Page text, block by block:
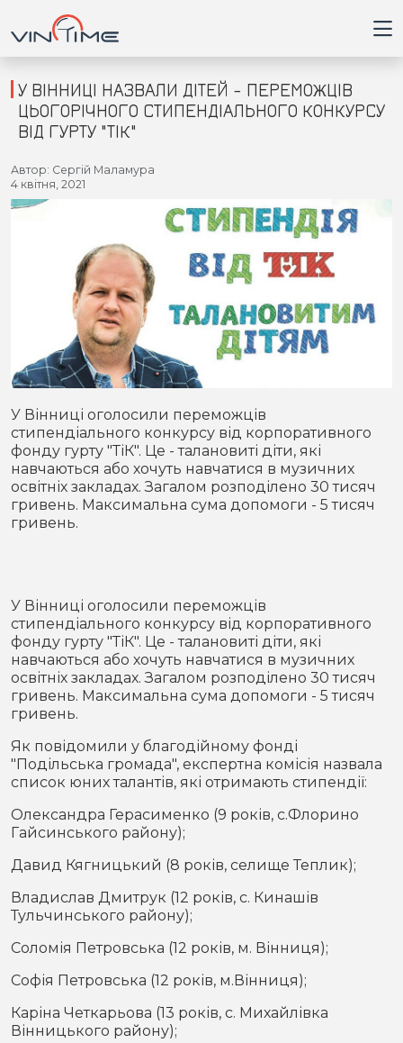
Головна
Війна
Кримінал
Здоров'я
Приватна думка
В кулуарах
Місто
Життя
Відео
Спорт
Історія
Підписатись на нас у Telegram
У ВІННИЦІ НАЗВАЛИ ДІТЕЙ - ПЕРЕМОЖЦІВ
ЦЬОГОРІЧНОГО СТИПЕНДІАЛЬНОГО КОНКУРСУ
ВІД ГУРТУ "ТІК"
Автор: Сергій Маламура
4 квітня, 2021
У Вінниці оголосили переможців
стипендіального конкурсу від корпоративного
фонду гурту "ТіК". Це - талановиті діти, які
навчаються або хочуть навчатися в музичних
освітніх закладах. Загалом розподілено 30 тисяч
гривень. Максимальна сума допомоги - 5 тисяч
гривень.
У Вінниці оголосили переможців
стипендіального конкурсу від корпоративного
фонду гурту "ТіК". Це - талановиті діти, які
навчаються або хочуть навчатися в музичних
освітніх закладах. Загалом розподілено 30 тисяч
гривень. Максимальна сума допомоги - 5 тисяч
гривень.
Як повідомили у благодійному фонді
"Подільська громада", експертна комісія назвала
список юних талантів, які отримають стипендії:
Олександра Герасименко (9 років, с.Флорино
Гайсинського району);
Давид Кягницький (8 років, селище Теплик);
Владислав Дмитрук (12 років, с. Кинашів
Тульчинського району);
Соломія Петровська (12 років, м. Вінниця);
Софія Петровська (12 років, м.Вінниця);
Каріна Четкарьова (13 років, с. Михайлівка
Вінницького району);